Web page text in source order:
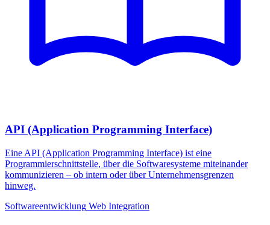
API (Application Programming Interface)
Eine API (Application Programming Interface) ist eine
Programmierschnittstelle, über die Softwaresysteme miteinander
kommunizieren – ob intern oder über Unternehmensgrenzen
hinweg.
Softwareentwicklung Web Integration